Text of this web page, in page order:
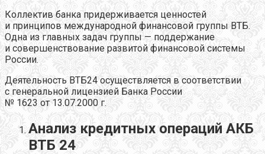
Коллектив банка придерживается ценностей
и принципов международной финансовой группы ВТБ.
Одна из главных задач группы — поддержание
и совершенствование развитой финансовой системы
России.
Деятельность ВТБ24 осуществляется в соответствии
с генеральной лицензией Банка России
№ 1623 от 13.07.2000 г.
Анализ кредитных операций АКБ
ВТБ 24